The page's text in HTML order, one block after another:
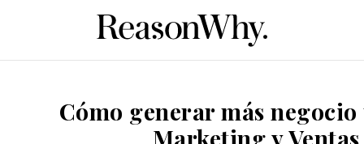
Cómo generar más
Marketing y Ventas